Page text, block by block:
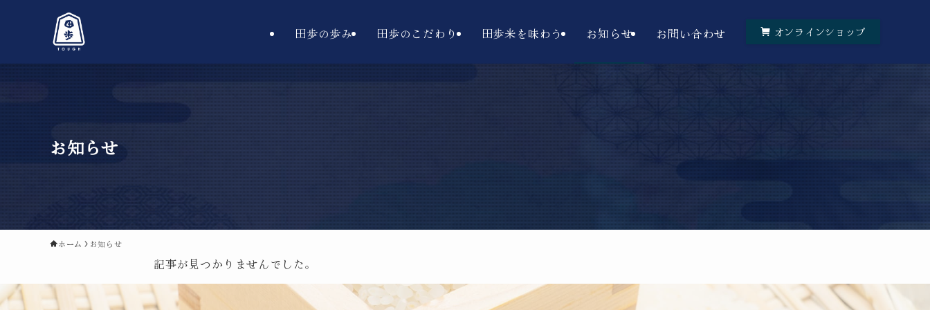
田歩の歩み 田歩のこだわり 田歩米を味わう お知らせ お問い合わせ オンラインショップ
お知らせ
ホーム お知らせ
記事が見つかりませんでした。